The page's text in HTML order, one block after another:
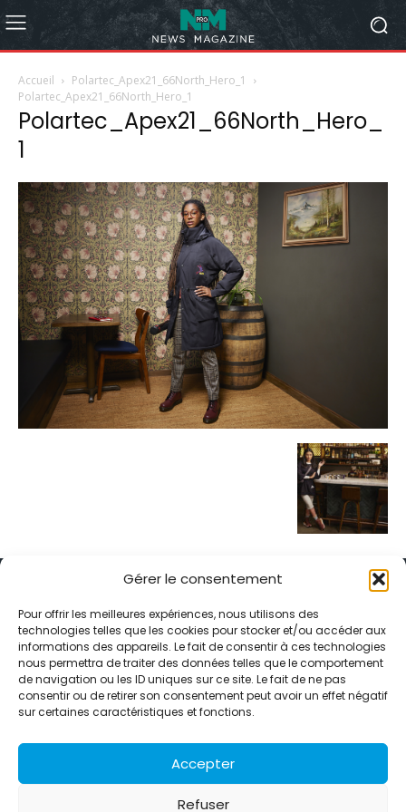
Gérer le consentement
Pour offrir les meilleures expériences, nous utilisons des
technologies telles que les cookies pour stocker et/ou accéder aux
informations des appareils. Le fait de consentir à ces technologies
nous permettra de traiter des données telles que le comportement
de navigation ou les ID uniques sur ce site. Le fait de ne pas
consentir ou de retirer son consentement peut avoir un effet négatif
sur certaines caractéristiques et fonctions.
Accepter
Refuser
Accueil
Polartec_Apex21_66North_Hero_1
Polartec_Apex21_66North_Hero_1
Polartec_Apex21_66North_Hero_
1
Alternative Média est une agence de relations presse et de
relations publiques basée à Grenoble. Depuis 1995, elle conçoit et
pilote des stratégies de visibilité en France et à l’international
grâce à un réseau d’agences partenaires.